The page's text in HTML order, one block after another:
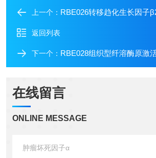
上一个： RBE026转移趋化生长因子
返回列表
下一个： RBE028组织型纤溶酶原激
在线留言
ONLINE MESSAGE